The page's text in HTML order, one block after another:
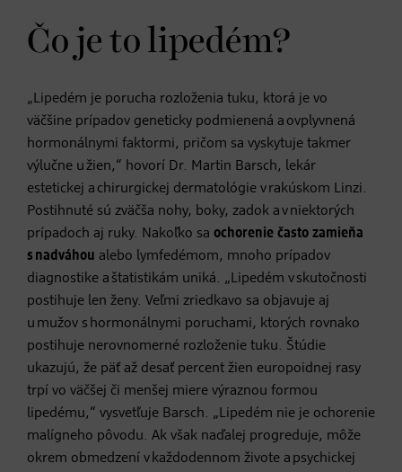
Čo je to lipedém?
„Lipedém je porucha rozloženia tuku, ktorá je vo
väčšine prípadov geneticky podmienená a ovplyvnená
hormonálnymi faktormi, pričom sa vyskytuje takmer
výlučne u žien,“ hovorí Dr. Martin Barsch, lekár
estetickej a chirurgickej dermatológie v rakúskom Linzi.
Postihnuté sú zväčša nohy, boky, zadok a v niektorých
prípadoch aj ruky. Nakoľko sa ochorenie často zamieňa
s nadváhou alebo lymfedémom, mnoho prípadov
diagnostike a štatistikám uniká. „Lipedém v skutočnosti
postihuje len ženy. Veľmi zriedkavo sa objavuje aj
u mužov s hormonálnymi poruchami, ktorých rovnako
postihuje nerovnomerné rozloženie tuku. Štúdie
ukazujú, že päť až desať percent žien europoidnej rasy
trpí vo väčšej či menšej miere výraznou formou
lipedému,“ vysvetľuje Barsch. „Lipedém nie je ochorenie
malígneho pôvodu. Ak však naďalej progreduje, môže
okrem obmedzení v každodennom živote a psychickej